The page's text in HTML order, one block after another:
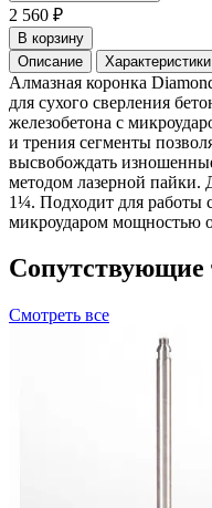
2 560 ₽
В корзину
Описание
Характеристики
Алмазная коронка
для сухого сверления
железобетона с
и трения сегменты
высвобождать
методом лазерной
1¼. Подходит для работы
микроударом мощностью
Сопутствующие
Смотреть все